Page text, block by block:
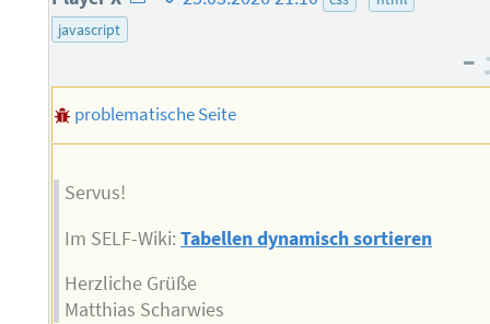
Mail-
des
Autors
javascript
–
problematische Seite
Servus!
Im SELF-Wiki:Tabellen dynamisch sortieren
Herzliche Grüße
Matthias Scharwies